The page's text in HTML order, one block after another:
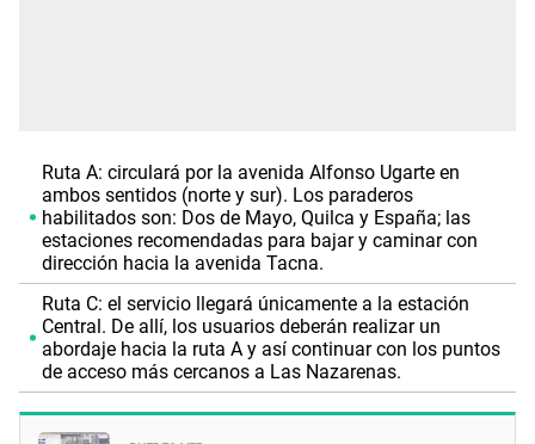
Ruta A: circulará por la avenida Alfonso Ugarte en
ambos sentidos (norte y sur). Los paraderos
habilitados son: Dos de Mayo, Quilca y España; las
estaciones recomendadas para bajar y caminar con
dirección hacia la avenida Tacna.
Ruta C: el servicio llegará únicamente a la estación
Central. De allí, los usuarios deberán realizar un
abordaje hacia la ruta A y así continuar con los puntos
de acceso más cercanos a Las Nazarenas.